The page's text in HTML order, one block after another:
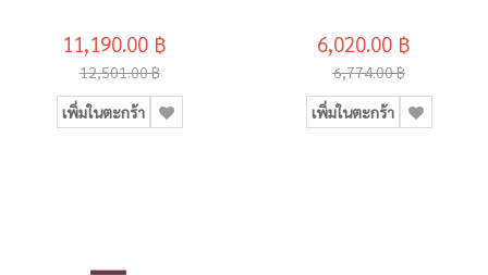
11,190.00 ฿
12,501.00 ฿
เพิ่มในตะกร้า
6,020.00 ฿
6,774.00 ฿
เพิ่มในตะกร้า